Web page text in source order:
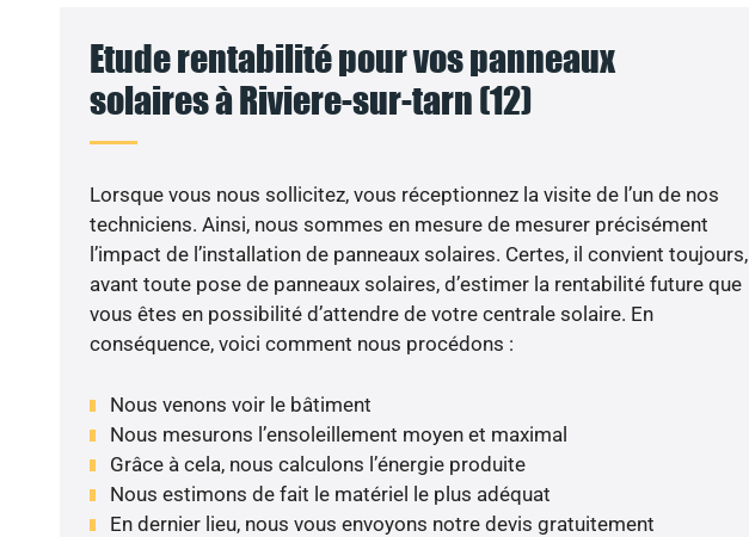
Etude rentabilité pour vos panneaux
solaires à Riviere-sur-tarn (12)
Lorsque vous nous sollicitez, vous réceptionnez la visite de l’un de nos
techniciens. Ainsi, nous sommes en mesure de mesurer précisément
l’impact de l’installation de panneaux solaires. Certes, il convient toujours,
avant toute pose de panneaux solaires, d’estimer la rentabilité future que
vous êtes en possibilité d’attendre de votre centrale solaire. En
conséquence, voici comment nous procédons :
Nous venons voir le bâtiment
Nous mesurons l’ensoleillement moyen et maximal
Grâce à cela, nous calculons l’énergie produite
Nous estimons de fait le matériel le plus adéquat
En dernier lieu, nous vous envoyons notre devis gratuitement